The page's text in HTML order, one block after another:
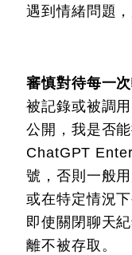
遇到情緒問題
審慎對待每一次
被記錄或被調
公開，我是否
ChatGPT
號，否則一般
或在特定情況
即使關閉聊天
離不被存取。